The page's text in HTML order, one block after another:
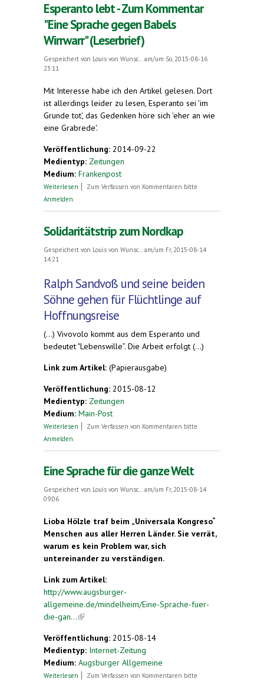
Esperanto lebt - Zum Kommentar
"Eine Sprache gegen Babels
Wirrwarr" (Leserbrief)
Gespeichert von Louis von Wunsc...am/um So, 2015-08-16
23:11
Mit Interesse habe ich den Artikel gelesen. Dort
ist allerdings leider zu lesen, Esperanto sei 'im
Grunde tot', das Gedenken höre sich 'eher an wie
eine Grabrede'.
Veröffentlichung: 2014-09-22
Medientyp: Zeitungen
Medium: Frankenpost
Weiterlesen über Esperanto lebt - Zum Kommentar "Eine
Zum Verfassen von Kommentaren bitte
Anmelden.
Solidaritätstrip zum Nordkap
Gespeichert von Louis von Wunsc...am/um Fr, 2015-08-14
14:21
Ralph Sandvoß und seine beiden
Söhne gehen für Flüchtlinge auf
Hoffnungsreise
(...) Vivovolo kommt aus dem Esperanto und
bedeutet "Lebenswille”. Die Arbeit erfolgt (...)
Link zum Artikel: (Papierausgabe)
Veröffentlichung: 2015-08-12
Medientyp: Zeitungen
Medium: Main-Post
Weiterlesen über Solidaritätstrip zum Nordkap
Zum Verfassen von Kommentaren bitte
Anmelden.
Eine Sprache für die ganze Welt
Gespeichert von Louis von Wunsc...am/um Fr, 2015-08-14
09:06
Lioba Hölzle traf beim „Universala Kongreso“
Menschen aus aller Herren Länder. Sie verrät,
warum es kein Problem war, sich
untereinander zu verständigen.
Link zum Artikel:
http://www.augsburger-
allgemeine.de/mindelheim/Eine-Sprache-fuer-
die-gan...(link is external)
Veröffentlichung: 2015-08-14
Medientyp: Internet-Zeitung
Medium: Augsburger Allgemeine
Weiterlesen über Eine Sprache für die ganze Welt
Zum Verfassen von Kommentaren bitte